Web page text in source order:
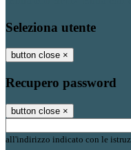
Seleziona utente
button close ×
Recupero password
button close ×
all'indirizzo indicato con le